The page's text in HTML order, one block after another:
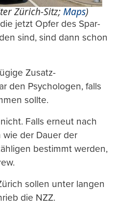
Zürich-Sitz;Maps)
jetzt Opfer des Spar-
sind, sind dann schon
Zusatz-
den Psychologen, falls
sollte.
Falls erneut nach
der Dauer der
bestimmt werden,
sollen unter langen
die NZZ.